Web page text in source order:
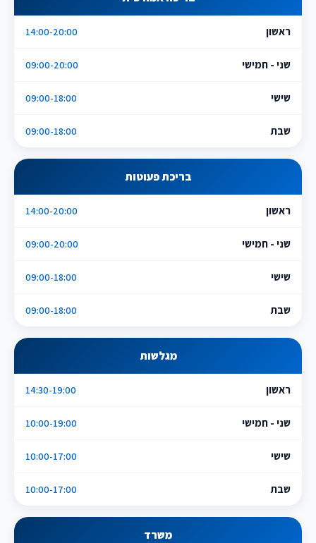
ראשון 14:00-20:00
שני - חמישי 09:00-20:00
שישי 09:00-18:00
שבת 09:00-18:00
בריכת פעוטות
ראשון 14:00-20:00
שני - חמישי 09:00-20:00
שישי 09:00-18:00
שבת 09:00-18:00
מגלשות
ראשון 14:30-19:00
שני - חמישי 10:00-19:00
שישי 10:00-17:00
שבת 10:00-17:00
משרד